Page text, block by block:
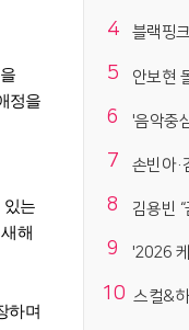
정을
는
해
하며
4 블랙핑
5 안보현
6 '음악중
7 손빈아·
8 김용빈
9 '2026
10 스컬&